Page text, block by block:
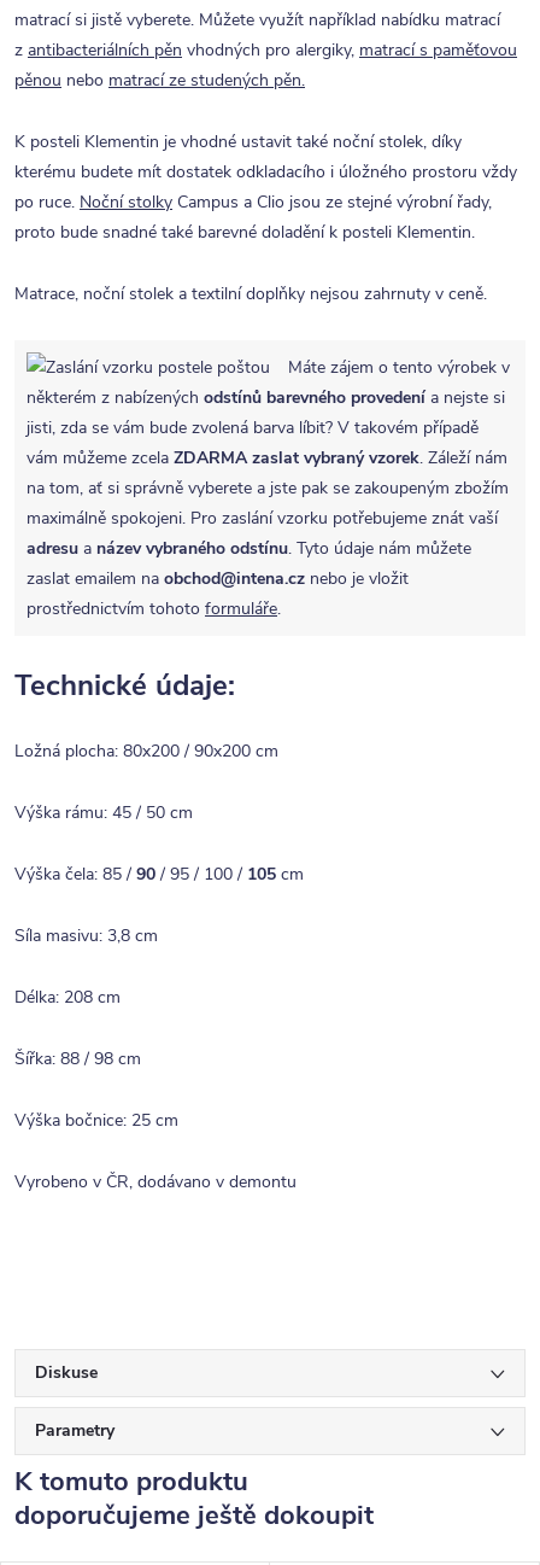
matrací si jistě vyberete. Můžete využít například nabídku matrací
z antibacteriálních pěn vhodných pro alergiky, matrací s paměťovou
pěnou nebo matrací ze studených pěn.
K posteli Klementin je vhodné ustavit také noční stolek, díky
kterému budete mít dostatek odkladacího i úložného prostoru vždy
po ruce. Noční stolky Campus a Clio jsou ze stejné výrobní řady,
proto bude snadné také barevné doladění k posteli Klementin.
Matrace, noční stolek a textilní doplňky nejsou zahrnuty v ceně.
Máte zájem o tento výrobek v
některém z nabízených odstínů barevného provedení a nejste si
jisti, zda se vám bude zvolená barva líbit? V takovém případě
vám můžeme zcela ZDARMA zaslat vybraný vzorek. Záleží nám
na tom, ať si správně vyberete a jste pak se zakoupeným zbožím
maximálně spokojeni. Pro zaslání vzorku potřebujeme znát vaší
adresu a název vybraného odstínu. Tyto údaje nám můžete
zaslat emailem na obchod@intena.cz nebo je vložit
prostřednictvím tohoto formuláře.
Technické údaje:
Ložná plocha: 80x200 / 90x200 cm
Výška rámu: 45 / 50 cm
Výška čela: 85 / 90/ 95 / 100 / 105 cm
Síla masivu: 3,8 cm
Délka: 208 cm
Šířka: 88 / 98 cm
Výška bočnice: 25 cm
Vyrobeno v ČR, dodávano v demontu
Diskuse
Parametry
K tomuto produktu
doporučujeme ještě dokoupit